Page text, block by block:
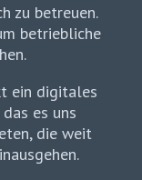
zu betreuen.
betriebliche
ein digitales
es uns
die weit